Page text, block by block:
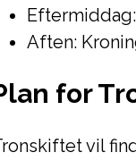
Aften:
for
vil